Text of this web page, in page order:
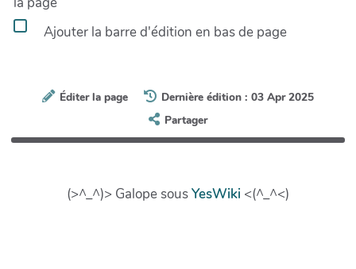
Ajouter la barre d'édition en bas de page
Éditer la page
Dernière édition : 03 Apr 2025
Partager
(>^_^)> Galope sousYesWiki <(^_^<)